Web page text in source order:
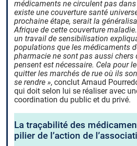
médicaments ne circulent pas
existe une couverture santé
prochaine étape, serait la
Afrique de cette couverture
un travail de sensibilisation
populations que les médicaments
pharmacie ne sont pas aussi chers
pensent est nécessaire. Cela pour
quitter les marchés de rue où ils
se rendre », conclut Arnaud
qui doit selon lui se réaliser avec
coordination du public et du privé.
La traçabilité des
pilier de l’action de